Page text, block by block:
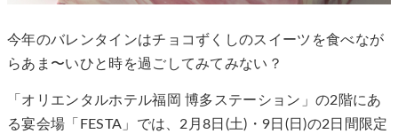
今年のバレンタインはチョコずくしのスイーツを食べなが
らあま〜いひと時を過ごしてみてみない？
「オリエンタルホテル福岡 博多ステーション」の2階にあ
る宴会場「FESTA」では、2月8日(土)・9日(日)の2日間限定